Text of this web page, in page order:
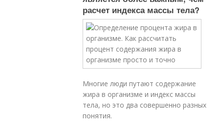
расчет индекса массы тела?
Многие люди путают содержание
жира в организме и индекс массы
тела, но это два совершенно разных
понятия.